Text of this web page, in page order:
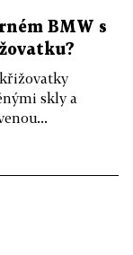
BMW s
křižovatky
skly a